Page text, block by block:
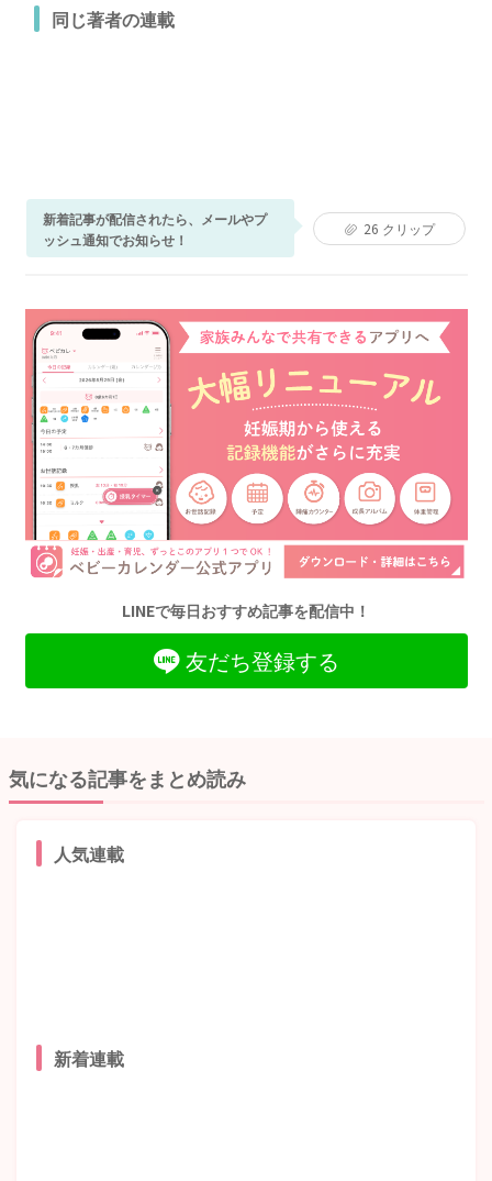
同じ著者の連載
新着記事が配信されたら、メールやプ
ッシュ通知でお知らせ！
26 クリップ
LINEで毎日おすすめ記事を配信中！
友だち登録する
気になる記事をまとめ読み
人気連載
新着連載